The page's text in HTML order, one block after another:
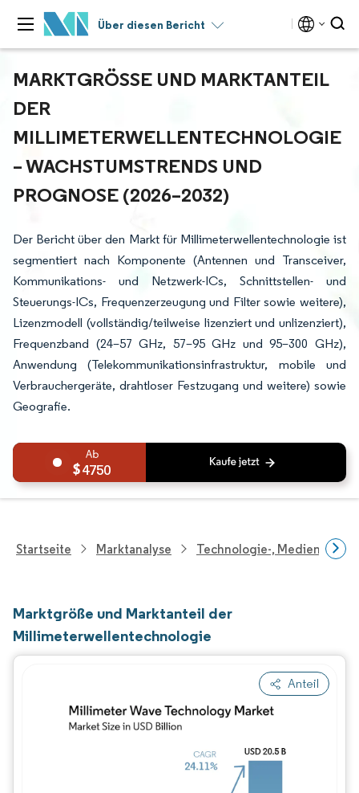
Über diesen Bericht
MARKTGRÖSSE UND MARKTANTEIL D
ER M
ILLIMETERWELLENTECHNOLOGIE –
WACHSTUMSTRENDS UND P
ROGNOSE (2026–2032)
Der Bericht über den Markt für Millimeterwellentechnologie ist
segmentiert nach Komponente (Antennen und Transceiver,
Kommunikations- und Netzwerk-ICs, Schnittstellen- und
Steuerungs-ICs, Frequenzerzeugung und Filter sowie weitere),
Lizenzmodell (vollständig/teilweise lizenziert und unlizenziert),
Frequenzband (24–57 GHz, 57–95 GHz und 95–300 GHz),
Anwendung (Telekommunikationsinfrastruktur, mobile und
Verbrauchergeräte, drahtloser Festzugang und weitere) sowie
Geografie.
4750
Startseite Marktanalyse Technologie-, Medien- Und
Marktgröße und Marktanteil der
Millimeterwellentechnologie
Anteil